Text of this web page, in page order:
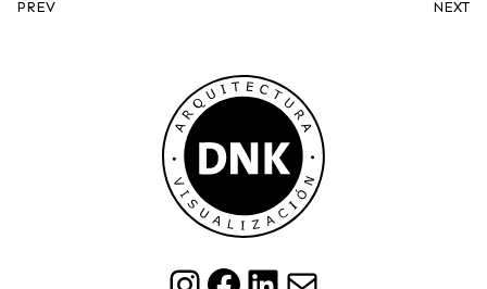
PREV NEXT
Instagram
Facebook
LinkedIn
Mail